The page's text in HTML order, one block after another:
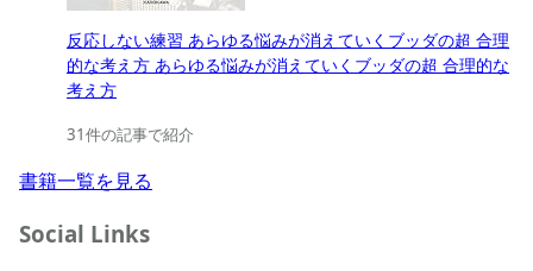
反応しない練習 あらゆる悩みが消えていくブッダの超 合理
的な考え方 あらゆる悩みが消えていくブッダの超 合理的な
考え方
31件の記事で紹介
書籍一覧を見る
Social Links